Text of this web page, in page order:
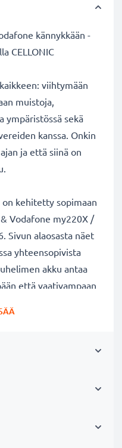
kännykkään -
CELLONIC
viihtymään
muistoja,
ympäristössä sekä
kanssa. Onkin
ja että siinä on
on kehitetty sopimaan
Vodafone my220X /
Sivun alaosasta näet
yhteensopivista
akku antaa
että vaativampaan
jatkuvalta